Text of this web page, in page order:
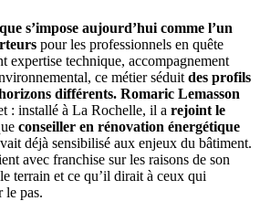
s’impose aujourd’hui comme l’un
pour les professionnels en quête
expertise technique, accompagnement
ce métier séduit des profils
différents. Romaric Lemasson
: installé à La Rochelle, il a rejoint le
conseiller en rénovation énergétique
déjà sensibilisé aux enjeux du bâtiment.
avec franchise sur les raisons de son
terrain et ce qu’il dirait à ceux qui
le pas.